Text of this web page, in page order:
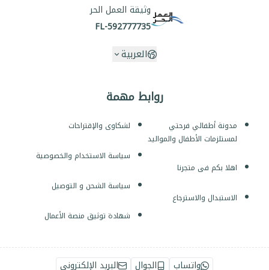
روابط مهمة
مدونة أطفالي فرحتي
لمستلزمات الأطفال والمواليد
اهلا بكم فى متجرنا
الاستبدال والاسترجاع
لشكاوى والإقتراحات
سياسة الاستخدام والخصوصية
سياسة الشحن و التوصيل
شهادة توثيق منصة الأعمال
وثيقة العمل الحر
FL-592777735
العربية
واتساب الجوال البريد الإلكتروني